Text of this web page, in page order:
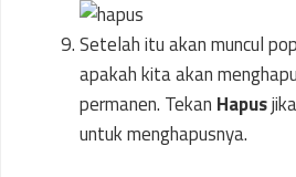
Setelah itu akan muncul
apakah kita akan
permanen. Tekan Hapus
untuk menghapusnya.